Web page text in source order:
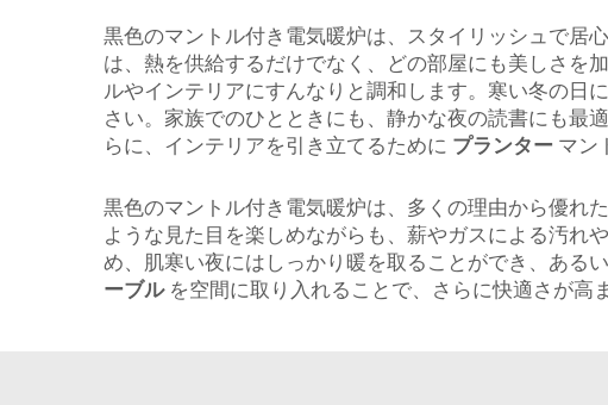
黒色のマントル付き電気暖炉は、スタイリッシュで居
は、熱を供給するだけでなく、どの部屋にも美しさを
ルやインテリアにすんなりと調和します。寒い冬の日
さい。家族でのひとときにも、静かな夜の読書にも最
らに、インテリアを引き立てるために プランター マン
黒色のマントル付き電気暖炉は、多くの理由から優れ
ような見た目を楽しめながらも、薪やガスによる汚れ
め、肌寒い夜にはしっかり暖を取ることができ、ある
ーブル を空間に取り入れることで、さらに快適さが高